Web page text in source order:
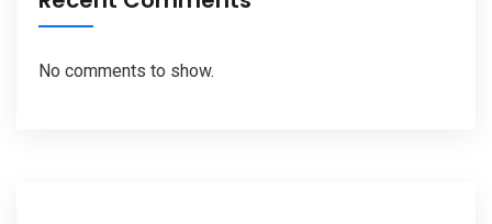
No comments to show.